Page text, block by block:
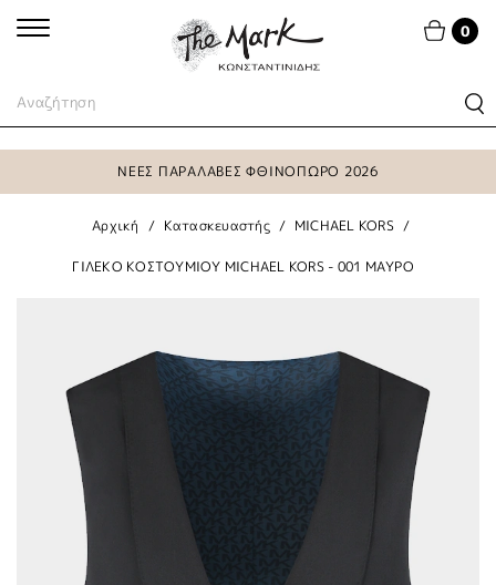
0
ΝΕΕΣ ΠΑΡΑΛΑΒΕΣ ΦΘΙΝΟΠΩΡΟ 2026
Αρχική Κατασκευαστής MICHAEL KORS
ΓΙΛΕΚΟ ΚΟΣΤΟΥΜΙΟΥ MICHAEL KORS - 001 ΜΑΥΡΟ